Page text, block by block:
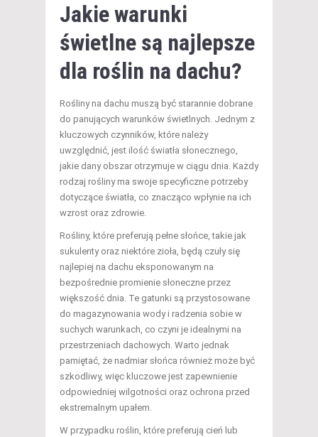
Jakie warunki
świetlne są najlepsze
dla roślin na dachu?
Rośliny na dachu muszą być starannie dobrane
do panujących warunków świetlnych. Jednym z
kluczowych czynników, które należy
uwzględnić, jest ilość światła słonecznego,
jakie dany obszar otrzymuje w ciągu dnia. Każdy
rodzaj rośliny ma swoje specyficzne potrzeby
dotyczące światła, co znacząco wpłynie na ich
wzrost oraz zdrowie.
Rośliny, które preferują pełne słońce, takie jak
sukulenty oraz niektóre zioła, będą czuły się
najlepiej na dachu eksponowanym na
bezpośrednie promienie słoneczne przez
większość dnia. Te gatunki są przystosowane
do magazynowania wody i radzenia sobie w
suchych warunkach, co czyni je idealnymi na
przestrzeniach dachowych. Warto jednak
pamiętać, że nadmiar słońca również może być
szkodliwy, więc kluczowe jest zapewnienie
odpowiedniej wilgotności oraz ochrona przed
ekstremalnym upałem.
W przypadku roślin, które preferują cień lub